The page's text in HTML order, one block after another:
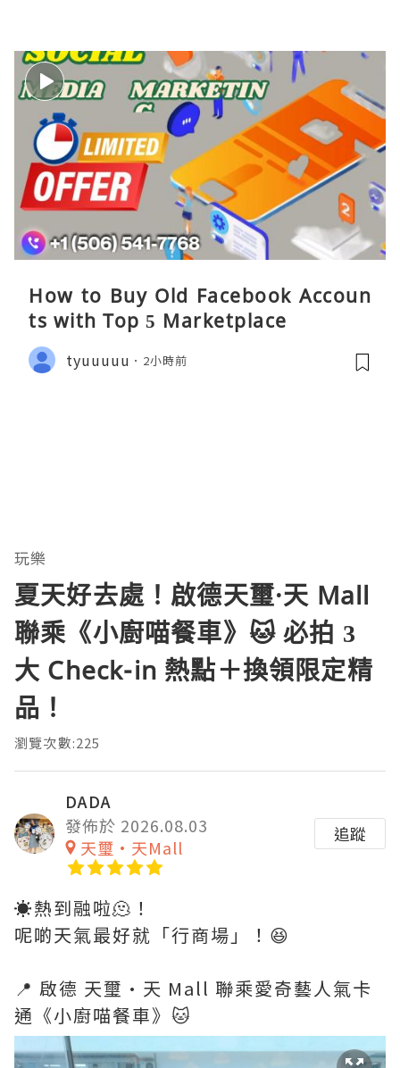
How to Buy Old Facebook Accoun
ts​ with Top 5 Marketplace
tyuuuuu 2小時前
玩樂
夏天好去處！啟德天璽·天 Mall
聯乘《小廚喵餐車》🐱 必拍 3
大 Check-in 熱點＋換領限定精
品！
瀏覽次數:225
DADA
發佈於 2026.08.03
天璽•天Mall
追蹤
☀️熱到融啦🫠！
呢啲天氣最好就「行商場」！😆
📍 啟德 天璽·天 Mall 聯乘愛奇藝人氣卡
通《小廚喵餐車》🐱